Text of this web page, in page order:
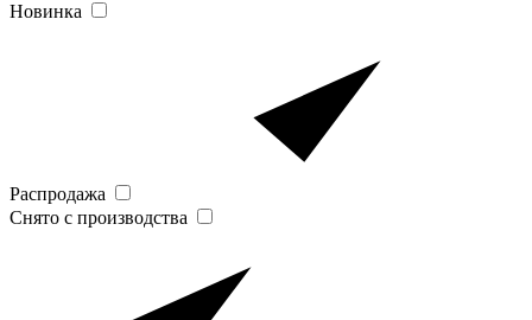
Новинка
Распродажа
Снято с производства